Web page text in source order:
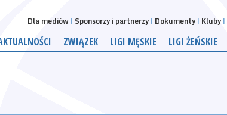
Dla mediów Sponsorzy i partnerzy Dokumenty Kluby
ZWIĄZEK LIGI MĘSKIE LIGI ŻEŃSKIE